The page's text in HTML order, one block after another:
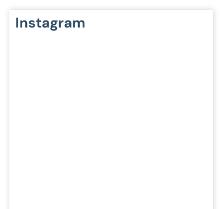
Instagram